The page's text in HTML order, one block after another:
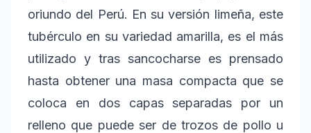
oriundo del Perú. En su versión limeña, este
tubérculo en su variedad amarilla, es el más
utilizado y tras sancocharse es prensado
hasta obtener una masa compacta que se
coloca en dos capas separadas por un
relleno que puede ser de trozos de pollo u